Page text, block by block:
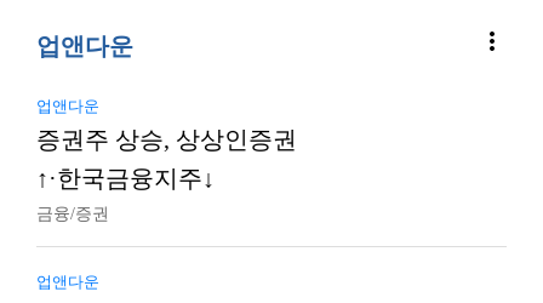
업앤다운 more_vert
업앤다운
증권주 상승, 상상인증권
↑·한국금융지주↓
금융/증권
업앤다운